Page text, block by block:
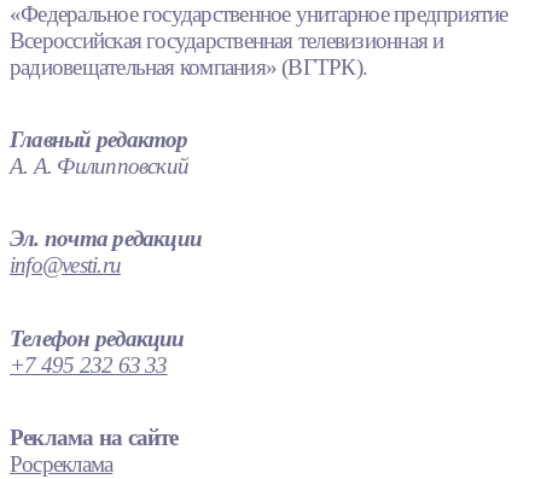
«Федеральное государственное унитарное предприятие
Всероссийская государственная телевизионная и
радиовещательная компания» (ВГТРК).
Главный редактор
А. А. Филипповский
Эл. почта редакции
info@vesti.ru
Телефон редакции
+7 495 232 63 33
Реклама на сайте
Росреклама